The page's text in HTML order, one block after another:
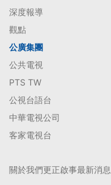
深度報導
觀點
公廣集團
公共電視
PTS TW
公視台語台
中華電視公司
客家電視台
關於我們更正啟事最新消息